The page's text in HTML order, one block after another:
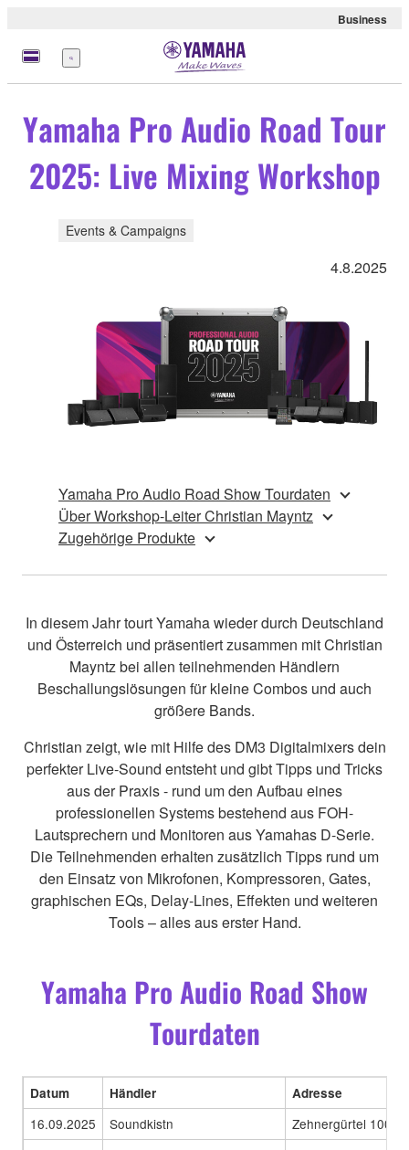
Business
Menü
Yamaha Pro Audio Road Tour
2025: Live Mixing Workshop
Events & Campaigns
4.8.2025
Yamaha Pro Audio Road Show Tourdaten
Über Workshop-Leiter Christian Mayntz
Zugehörige Produkte
In diesem Jahr tourt Yamaha wieder durch Deutschland
und Österreich und präsentiert zusammen mit Christian
Mayntz bei allen teilnehmenden Händlern
Beschallungslösungen für kleine Combos und auch
größere Bands.
Christian zeigt, wie mit Hilfe des DM3 Digitalmixers dein
perfekter Live-Sound entsteht und gibt Tipps und Tricks
aus der Praxis - rund um den Aufbau eines
professionellen Systems bestehend aus FOH-
Lautsprechern und Monitoren aus Yamahas D-Serie.
Die Teilnehmenden erhalten zusätzlich Tipps rund um
den Einsatz von Mikrofonen, Kompressoren, Gates,
graphischen EQs, Delay-Lines, Effekten und weiteren
Tools – alles aus erster Hand.
Yamaha Pro Audio Road Show
Tourdaten
Datum Händler Adresse
16.09.2025 Soundkistn
Zehnergürtel 100